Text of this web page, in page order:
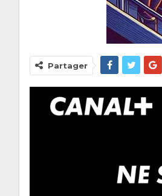
Partager